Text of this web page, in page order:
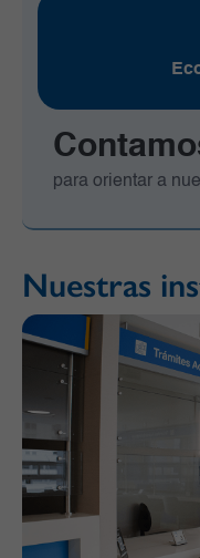
para orientar a
Nuestras